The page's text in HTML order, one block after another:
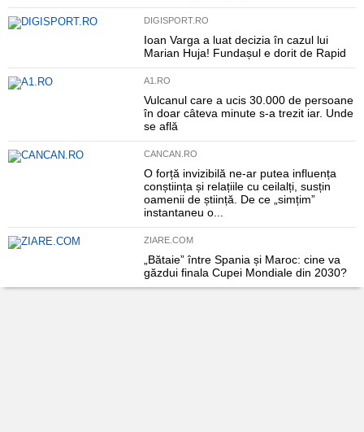
DIGISPORT.RO
Ioan Varga a luat decizia în cazul lui
Marian Huja! Fundașul e dorit de Rapid
A1.RO
Vulcanul care a ucis 30.000 de persoane
în doar câteva minute s-a trezit iar. Unde
se află
CANCAN.RO
O forță invizibilă ne-ar putea influența
conștiința și relațiile cu ceilalți, susțin
oamenii de știință. De ce „simțim”
instantaneu o...
ZIARE.COM
„Bătaie” între Spania și Maroc: cine va
găzdui finala Cupei Mondiale din 2030?